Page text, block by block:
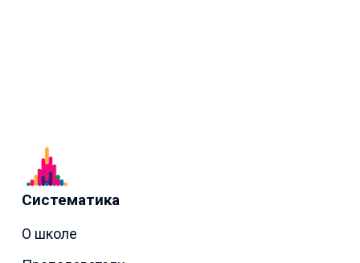
Систематика
О школе